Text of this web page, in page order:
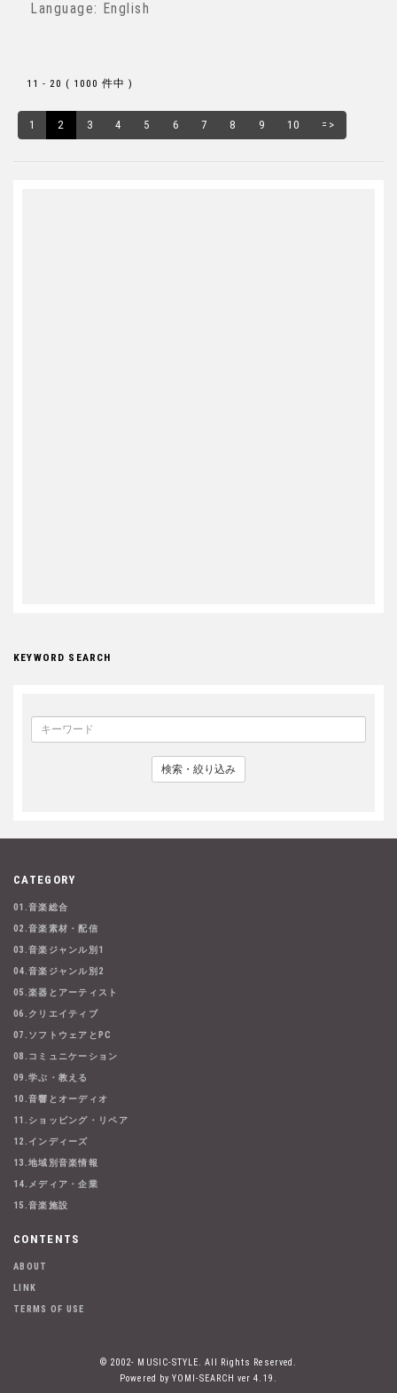
Language: English
11 - 20 ( 1000 件中 )
1 2 3 4 5 6 7 8 9 10 =>
KEYWORD SEARCH
検索・絞り込み
CATEGORY
01.音楽総合
02.音楽素材・配信
03.音楽ジャンル別1
04.音楽ジャンル別2
05.楽器とアーティスト
06.クリエイティブ
07.ソフトウェアとPC
08.コミュニケーション
09.学ぶ・教える
10.音響とオーディオ
11.ショッピング・リペア
12.インディーズ
13.地域別音楽情報
14.メディア・企業
15.音楽施設
CONTENTS
ABOUT
LINK
TERMS OF USE
© 2002- MUSIC-STYLE. All Rights Reserved.
Powered by YOMI-SEARCH ver 4.19.